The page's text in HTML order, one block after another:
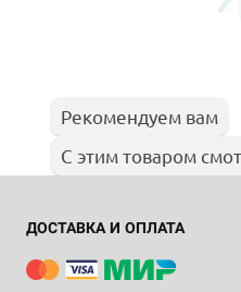
Рекомендуем вам
С этим товаром
ДОСТАВКА И ОПЛАТА